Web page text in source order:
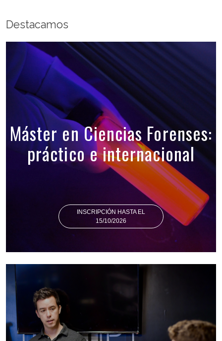
Destacamos
Máster en Ciencias Forenses:
práctico e internacional
INSCRIPCIÓN HASTA EL
15/10/2026